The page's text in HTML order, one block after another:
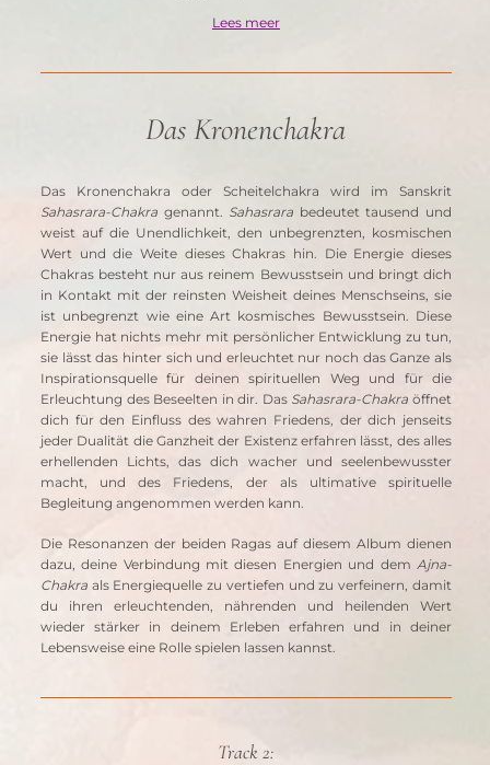
Lees meer
Das Kronenchakra
Das Kronenchakra oder Scheitelchakra wird im Sanskrit
Sahasrara-Chakra genannt. Sahasrara bedeutet tausend und
weist auf die Unendlichkeit, den unbegrenzten, kosmischen
Wert und die Weite dieses Chakras hin. Die Energie dieses
Chakras besteht nur aus reinem Bewusstsein und bringt dich
in Kontakt mit der reinsten Weisheit deines Menschseins, sie
ist unbegrenzt wie eine Art kosmisches Bewusstsein. Diese
Energie hat nichts mehr mit persönlicher Entwicklung zu tun,
sie lässt das hinter sich und erleuchtet nur noch das Ganze als
Inspirationsquelle für deinen spirituellen Weg und für die
Erleuchtung des Beseelten in dir. Das Sahasrara-Chakra öffnet
dich für den Einfluss des wahren Friedens, der dich jenseits
jeder Dualität die Ganzheit der Existenz erfahren lässt, des alles
erhellenden Lichts, das dich wacher und seelenbewusster
macht, und des Friedens, der als ultimative spirituelle
Begleitung angenommen werden kann.
Die Resonanzen der beiden Ragas auf diesem Album dienen
dazu, deine Verbindung mit diesen Energien und dem Ajna-
Chakra als Energiequelle zu vertiefen und zu verfeinern, damit
du ihren erleuchtenden, nährenden und heilenden Wert
wieder stärker in deinem Erleben erfahren und in deiner
Lebensweise eine Rolle spielen lassen kannst.
Track 2: